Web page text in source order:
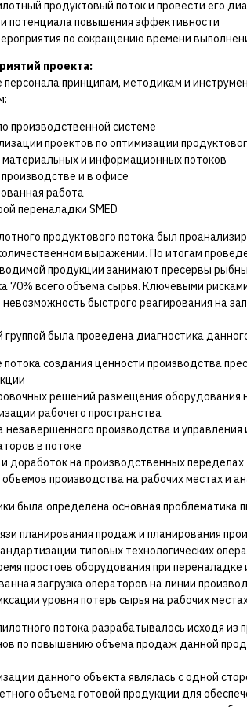
продуктовый поток и провести его
потенциала повышения эффективности
по сокращению времени
проекта:
принципам, методикам и
производственной системе
проектов по оптимизации
и информационных потоков
и в офисе
работа
переналадки SMED
продуктового потока был
выражении. По итогам
продукции занимают пресервы
70% всего объема сырья. Ключевыми
быстрого реагирования на
была проведена диагностика
создания ценности производства
решений размещения оборудования
рабочего пространства
производства и управления
в потоке
доработок на производственных переделах
производства на рабочих местах и
была определена основная проблематика
планирования продаж и планирования
типовых технологических
простоев оборудования при переналадке
загрузка операторов на линии
уровня потерь сырья на рабочих
потока разрабатывалось исходя из
по повышению объема продаж данной
данного объекта являлась с одной
объема готовой продукции для